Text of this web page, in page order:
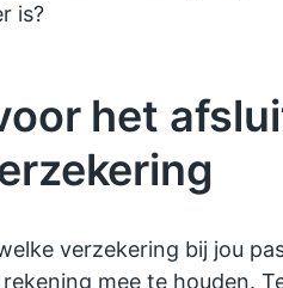
is?
het
verzekering bij jou
mee te houden.